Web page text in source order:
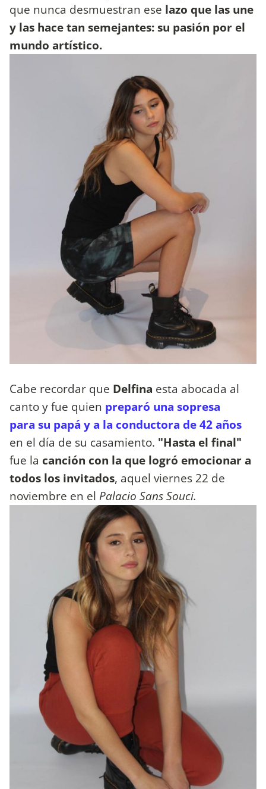
que nunca desmuestran ese lazo que las une
y las hace tan semejantes: su pasión por el
mundo artístico.
Cabe recordar que Delfina esta abocada al
canto y fue quien preparó una sopresa
para su papá y a la conductora de 42 años
en el día de su casamiento. "Hasta el final"
fue la canción con la que logró emocionar a
todos los invitados, aquel viernes 22 de
noviembre en el Palacio Sans Souci​.